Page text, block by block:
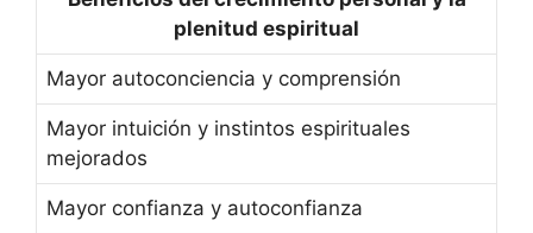
plenitud espiritual
Mayor autoconciencia y comprensión
Mayor intuición y ​​instintos espirituales
mejorados
Mayor confianza y autoconfianza